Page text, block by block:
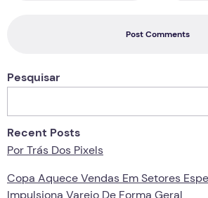
Post Comments
Pesquisar
Recent Posts
Por Trás Dos Pixels
Copa Aquece Vendas Em Setores
Impulsiona Varejo De Forma Geral